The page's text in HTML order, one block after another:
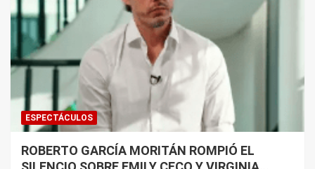
ESPECTÁCULOS
ROBERTO GARCÍA MORITÁN ROMPIÓ EL